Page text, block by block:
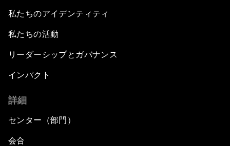
私たちのアイデンティティ
私たちの活動
リーダーシップとガバナンス
インパクト
詳細
センター（部門）
会合